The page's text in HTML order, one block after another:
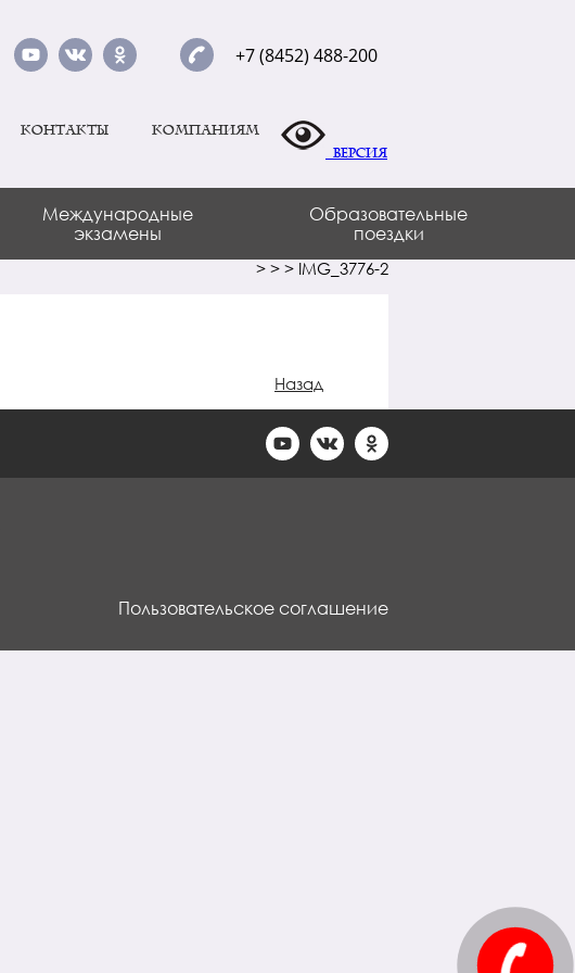
+7 (8452) 488-200
Контакты
Компаниям
Версия
Международные
экзамены
Образовательные
поездки
> > > IMG_3776-2
Назад
Пользовательское соглашение